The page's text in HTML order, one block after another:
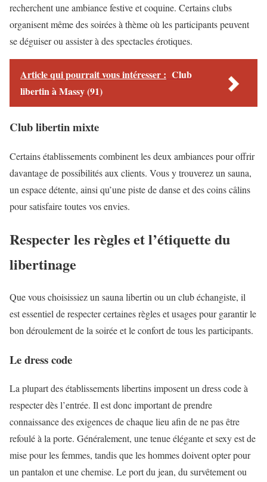
recherchent une ambiance festive et coquine. Certains clubs
organisent même des soirées à thème où les participants peuvent
se déguiser ou assister à des spectacles érotiques.
Article qui pourrait vous intéresser : Club
libertin à Massy (91)
Club libertin mixte
Certains établissements combinent les deux ambiances pour offrir
davantage de possibilités aux clients. Vous y trouverez un sauna,
un espace détente, ainsi qu’une piste de danse et des coins câlins
pour satisfaire toutes vos envies.
Respecter les règles et l’étiquette du
libertinage
Que vous choisissiez un sauna libertin ou un club échangiste, il
est essentiel de respecter certaines règles et usages pour garantir le
bon déroulement de la soirée et le confort de tous les participants.
Le dress code
La plupart des établissements libertins imposent un dress code à
respecter dès l’entrée. Il est donc important de prendre
connaissance des exigences de chaque lieu afin de ne pas être
refoulé à la porte. Généralement, une tenue élégante et sexy est de
mise pour les femmes, tandis que les hommes doivent opter pour
un pantalon et une chemise. Le port du jean, du survêtement ou